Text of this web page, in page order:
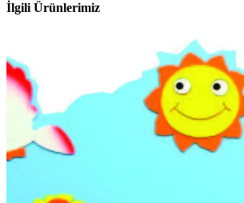
İlgili Ürünlerimiz